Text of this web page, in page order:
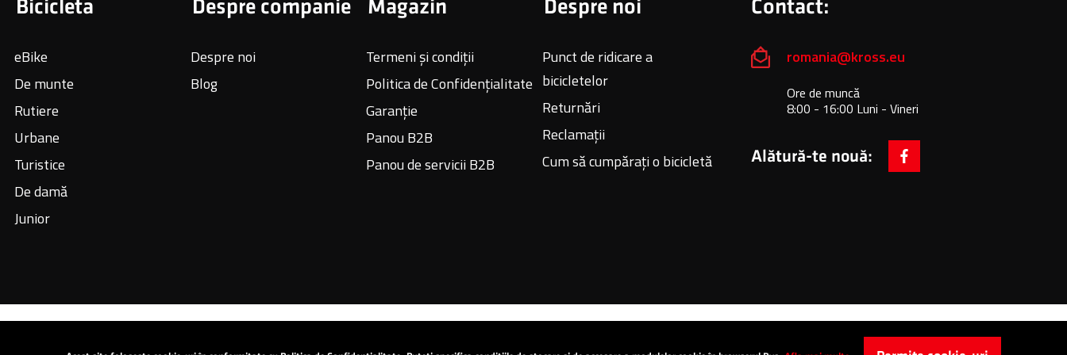
Bicicleta
eBike
De munte
Rutiere
Urbane
Turistice
De damă
Junior
Despre companie
Despre noi
Blog
Magazin
Termeni și condiții
Politica de Confidențialitate
Garanție
Panou B2B
Panou de servicii B2B
Despre noi
Punct de ridicare a
bicicletelor
Returnări
Reclamații
Cum să cumpărați o bicicletă
Contact:
romania@kross.eu
Ore de muncă
8:00 - 16:00 Luni - Vineri
Alătură-te nouă: facebook